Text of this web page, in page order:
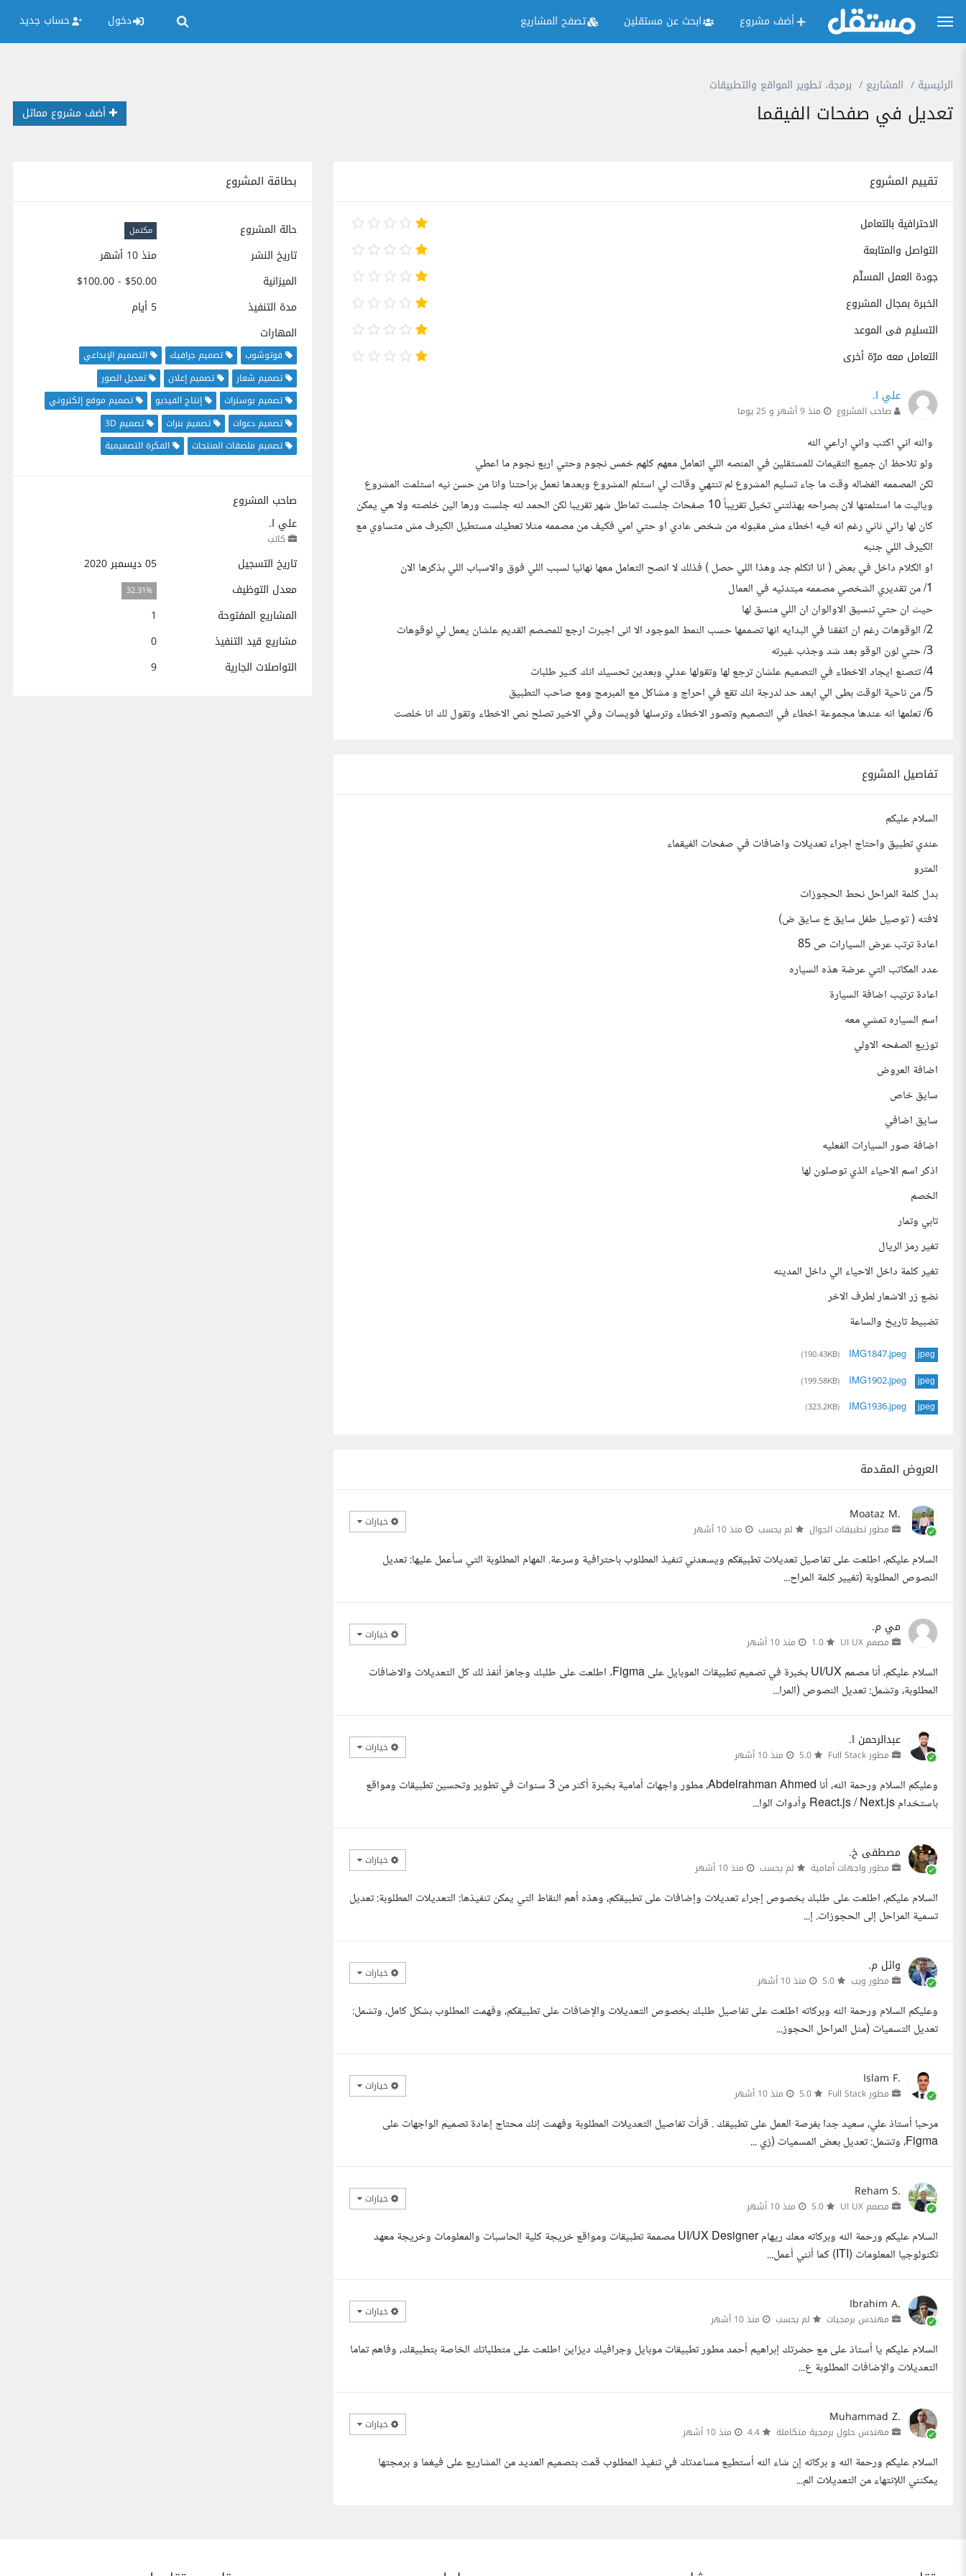
أضف مشروع ابحث عن مستقلين تصفح المشاريع دخول حساب جديد
الرئيسية المشاريع برمجة، تطوير المواقع والتطبيقات
تعديل في صفحات الفيقما أضف مشروع مماثل
بطاقة المشروع
حالة المشروع مكتمل
تاريخ النشر
منذ 10 أشهر
الميزانية
$50.00 - $100.00
مدة التنفيذ
5 أيام
المهارات
فوتوشوب تصميم جرافيك
التصميم الإبداعي
تصميم شعار
تصميم إعلان
تعديل الصور
تصميم بوسترات
إنتاج الفيديو
تصميم موقع إلكتروني
تصميم دعوات
تصميم بنرات
تصميم 3D
تصميم ملصقات المنتجات
الفكرة التصميمية
صاحب المشروع
علي ا.
كاتب
تاريخ التسجيل
05 ديسمبر 2020
معدل التوظيف
32.31%
المشاريع المفتوحة
1
مشاريع قيد التنفيذ
0
التواصلات الجارية
9
تقييم المشروع
الاحترافية بالتعامل
التواصل والمتابعة
جودة العمل المسلّم
الخبرة بمجال المشروع
التسليم فى الموعد
التعامل معه مرّة أخرى
علي ا.
صاحب المشروع منذ 9 أشهر و 25 يوما
والله اني اكتب واني اراعي الله
ولو تلاحظ ان جميع التقيمات للمستقلين في المنصه اللي اتعامل معهم كلهم خمس نجوم وحتي اربع نجوم ما اعطي
لكن المصممه الفضاله وقت ما جاء تسليم المشروع لم تنتهي وقالت لي استلم المشروع وبعدها نعمل براحتنا وانا من حسن نيه استلمت المشروع
وياليت ما استلمتها لان بصراحه بهذلتني تخيل تقريباً 10 صفحات جلست تماطل شهر تقريبا لكن الحمد لله جلست ورها الين خلصته ولا هي يمكن
كان لها رائي ثاني رغم انه فيه اخطاء مش مقبوله من شخص عادي او حتي امي فكيف من مصممه مثلا تعطيك مستطيل الكيرف مش متساوي مع
الكيرف اللي جنبه
او الكلام داخل في بعض ( انا اتكلم جد وهذا اللي حصل ) فذلك لا انصح التعامل معها نهائيا لسبب اللي فوق والاسباب اللي بذكرها الان
1/ من تقديري الشخصي مصممه مبتدئيه في العمال
حيث ان حتي تنسيق الاوالوان ان اللي منسق لها
2/ الوقوهات رغم ان اتفقنا في البدايه انها تصممها حسب النمط الموجود الا انى اجبرت ارجع للمصصم القديم علشان يعمل لي لوقوهات
3/ حتي لون الوقو بعد شد وجذب غيرته
4/ تتصنع ايجاد الاخطاء في التصميم علشان ترجع لها وتقولها عدلي وبعدين تحسيك انك كثير طلبات
5/ من ناحية الوقت بطى الي ابعد حد لدرجة انك تقع في احراج و مشاكل مع المبرمج ومع صاحب التطبيق
6/ تعلمها انه عندها مجموعة اخطاء في التصميم وتصور الاخطاء وترسلها فويسات وفي الاخير تصلح نص الاخطاء وتقول لك انا خلصت
تفاصيل المشروع
السلام عليكم
عندي تطبيق واحتاج اجراء تعديلات واضافات في صفحات الفيقماء
المترو
بدل كلمة المراحل نحط الحجوزات
لافته ( توصيل طفل سايق خ سايق ض)
اعادة ترتب عرض السيارات ص 85
عدد المكاتب التي عرضة هذه السياره
اعادة ترتيب اضافة السيارة
اسم السياره تمشي معه
توزيع الصفحه الاولي
اضافة العروض
سايق خاص
سايق اضافي
اضافة صور السيارات الفعليه
اذكر اسم الاحياء الذي توصلون لها
الخصم
تابي وتمار
تغير رمز الريال
تغير كلمة داخل الاحياء الي داخل المدينه
نضع زر الاشعار لطرف الاخر
تضبيط تاريخ والساعة
jpeg
IMG1847.jpeg
(190.43KB)
jpeg
IMG1902.jpeg
(199.58KB)
jpeg
IMG1936.jpeg
(323.2KB)
العروض المقدمة
Moataz M.
مطور تطبيقات الجوال لم يحسب منذ 10 أشهر خيارات
السلام عليكم، اطلعت على تفاصيل تعديلات تطبيقكم ويسعدني تنفيذ المطلوب باحترافية وسرعة. المهام المطلوبة التي سأعمل عليها: تعديل
النصوص المطلوبة (تغيير كلمة المراح...
مي م.
مصمم UI UX منذ 10 أشهر خيارات
السلام عليكم، أنا مصمم UI/UX بخبرة في تصميم تطبيقات الموبايل على Figma. اطلعت على طلبك وجاهز أنفذ لك كل التعديلات والاضافات
المطلوبة، وتشمل: تعديل النصوص (المرا...
عبدالرحمن ا.
مطور Full Stack منذ 10 أشهر خيارات
وعليكم السلام ورحمة الله، أنا Abdelrahman Ahmed، مطور واجهات أمامية بخبرة أكثر من 3 سنوات في تطوير وتحسين تطبيقات ومواقع
باستخدام React.js / Next.js وأدوات الوا...
مصطفى خ.
مطور واجهات أمامية لم يحسب منذ 10 أشهر خيارات
السلام عليكم، اطلعت على طلبك بخصوص إجراء تعديلات وإضافات على تطبيقكم، وهذه أهم النقاط التي يمكن تنفيذها: التعديلات المطلوبة: تعديل
تسمية المراحل إلى الحجوزات. إ...
وائل م.
مطور ويب منذ 10 أشهر خيارات
وعليكم السلام ورحمة الله وبركاته اطلعت على تفاصيل طلبك بخصوص التعديلات والإضافات على تطبيقكم، وفهمت المطلوب بشكل كامل، وتشمل:
تعديل التسميات (مثل المراحل الحجوز...
Islam F.
مطور Full Stack منذ 10 أشهر خيارات
مرحبا أستاذ علي، سعيد جدا بفرصة العمل على تطبيقك . قرأت تفاصيل التعديلات المطلوبة وفهمت إنك محتاج إعادة تصميم الواجهات على
Figma، وتشمل: تعديل بعض المسميات (زي ...
Reham S.
مصمم UI UX منذ 10 أشهر خيارات
السلام عليكم ورحمة الله وبركاته معك ريهام UI/UX Designer مصممة تطبيقات ومواقع خريجة كلية الحاسبات والمعلومات وخريجة معهد
تكنولوجيا المعلومات (ITI) كما أنني أعمل...
Ibrahim A.
مهندس برمجيات لم يحسب منذ 10 أشهر خيارات
السلام عليكم يا أستاذ على مع حضرتك إبراهيم أحمد مطور تطبيقات موبايل وجرافيك ديزاين اطلعت على متطلباتك الخاصة بتطبيقك، وفاهم تماما
التعديلات والإضافات المطلوبة ع...
Muhammad Z.
مهندس حلول برمجية متكاملة منذ 10 أشهر خيارات
السلام عليكم ورحمة الله و بركاته إن شاء الله أستطيع مساعدتك في تنفيذ المطلوب قمت بتصميم العديد من المشاريع على فيغما و برمجتها
يمكنني اللإنتهاء من التعديلات الم...